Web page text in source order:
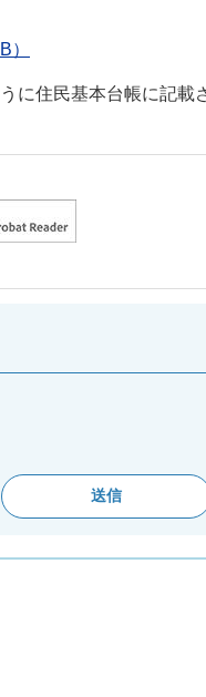
に住民基本台帳に記載